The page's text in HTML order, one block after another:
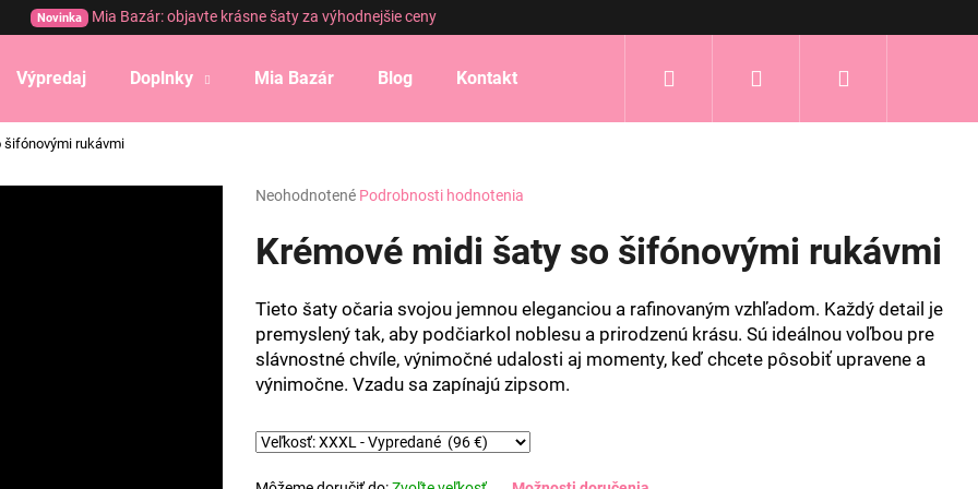
Novinka Mia Bazár: objavte krásne šaty za výhodnejšie ceny
Výpredaj Doplnky Mia Bazár Blog Kontakt Prihlásenie
šifónovými rukávmi
Priemerné
produktu
je
5
hviezdičiek.
Neohodnotené Podrobnosti hodnotenia
Krémové midi šaty so šifónovými rukávmi
Tieto šaty očaria svojou jemnou eleganciou a rafinovaným vzhľadom. Každý detail je
premyslený tak, aby podčiarkol noblesu a prirodzenú krásu. Sú ideálnou voľbou pre
slávnostné chvíle, výnimočné udalosti aj momenty, keď chcete pôsobiť upravene a
výnimočne. Vzadu sa zapínajú zipsom.
Čo potrebujete nájsť?
HĽADAŤ